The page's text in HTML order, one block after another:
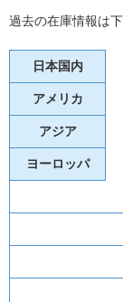
過去の在庫情報は
日本国内
アメリカ
アジア
ヨーロッパ